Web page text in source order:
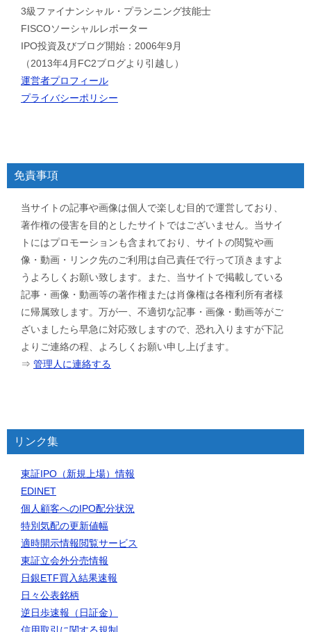
3級ファイナンシャル・プランニング技能士
FISCOソーシャルレポーター
IPO投資及びブログ開始：2006年9月
（2013年4月FC2ブログより引越し）
運営者プロフィール
プライバシーポリシー
免責事項
当サイトの記事や画像は個人で楽しむ目的で運営しており、
著作権の侵害を目的としたサイトではございません。当サイ
トにはプロモーションも含まれており、サイトの閲覧や画
像・動画・リンク先のご利用は自己責任で行って頂きますよ
うよろしくお願い致します。また、当サイトで掲載している
記事・画像・動画等の著作権または肖像権は各権利所有者様
に帰属致します。万が一、不適切な記事・画像・動画等がご
ざいましたら早急に対応致しますので、恐れ入りますが下記
よりご連絡の程、よろしくお願い申し上げます。
⇒ 管理人に連絡する
リンク集
東証IPO（新規上場）情報
EDINET
個人顧客へのIPO配分状況
特別気配の更新値幅
適時開示情報閲覧サービス
東証立会外分売情報
日銀ETF買入結果速報
日々公表銘柄
逆日歩速報（日証金）
信用取引に関する規制